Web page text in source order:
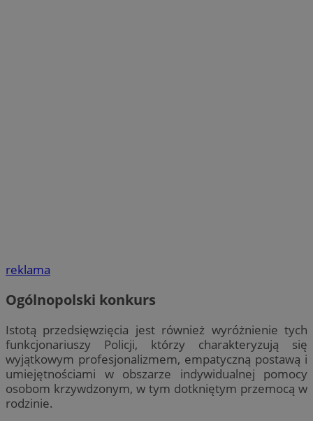
reklama
Ogólnopolski konkurs
Istotą przedsięwzięcia jest również wyróżnienie tych
funkcjonariuszy Policji, którzy charakteryzują się
wyjątkowym profesjonalizmem, empatyczną postawą i
umiejętnościami w obszarze indywidualnej pomocy
osobom krzywdzonym, w tym dotkniętym przemocą w
rodzinie.